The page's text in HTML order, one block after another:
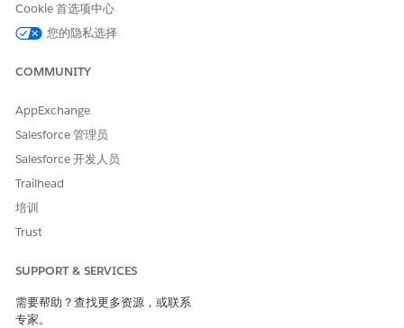
Cookie 首选项中心
您的隐私选择
COMMUNITY
AppExchange
Salesforce 管理员
Salesforce 开发人员
Trailhead
培训
Trust
SUPPORT & SERVICES
需要帮助？查找更多资源，或联系
专家。